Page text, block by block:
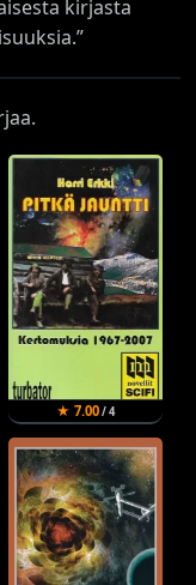
kirjasta
★ 7.00/ 4